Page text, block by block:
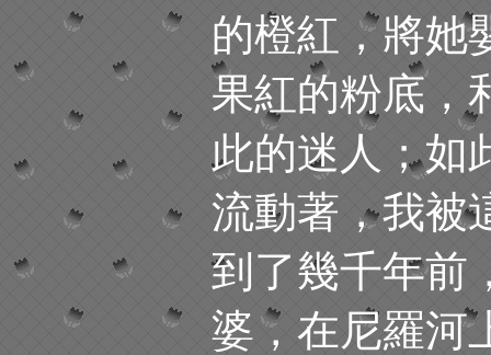
的橙紅，將她
果紅的粉底，
此的迷人；如
流動著，我被
到了幾千年前
婆，在尼羅河